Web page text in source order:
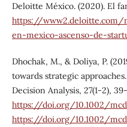
Deloitte México. (2020). El
https://
en-mexico-ascenso-de-
Dhochak, M., & Doliya, P.
towards strategic
Decision Analysis, 27(1-2),
https://doi.org/10.1002/
https://doi.org/10.1002/